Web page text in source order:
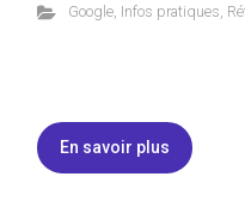
Google, Infos pratiques,
En savoir plus